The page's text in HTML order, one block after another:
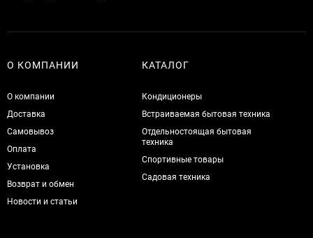
О КОМПАНИИ
О компании
Доставка
Самовывоз
Оплата
Установка
Возврат и обмен
Новости и статьи
КАТАЛОГ
Кондиционеры
Встраиваемая бытовая техника
Отдельностоящая бытовая
техника
Спортивные товары
Садовая техника